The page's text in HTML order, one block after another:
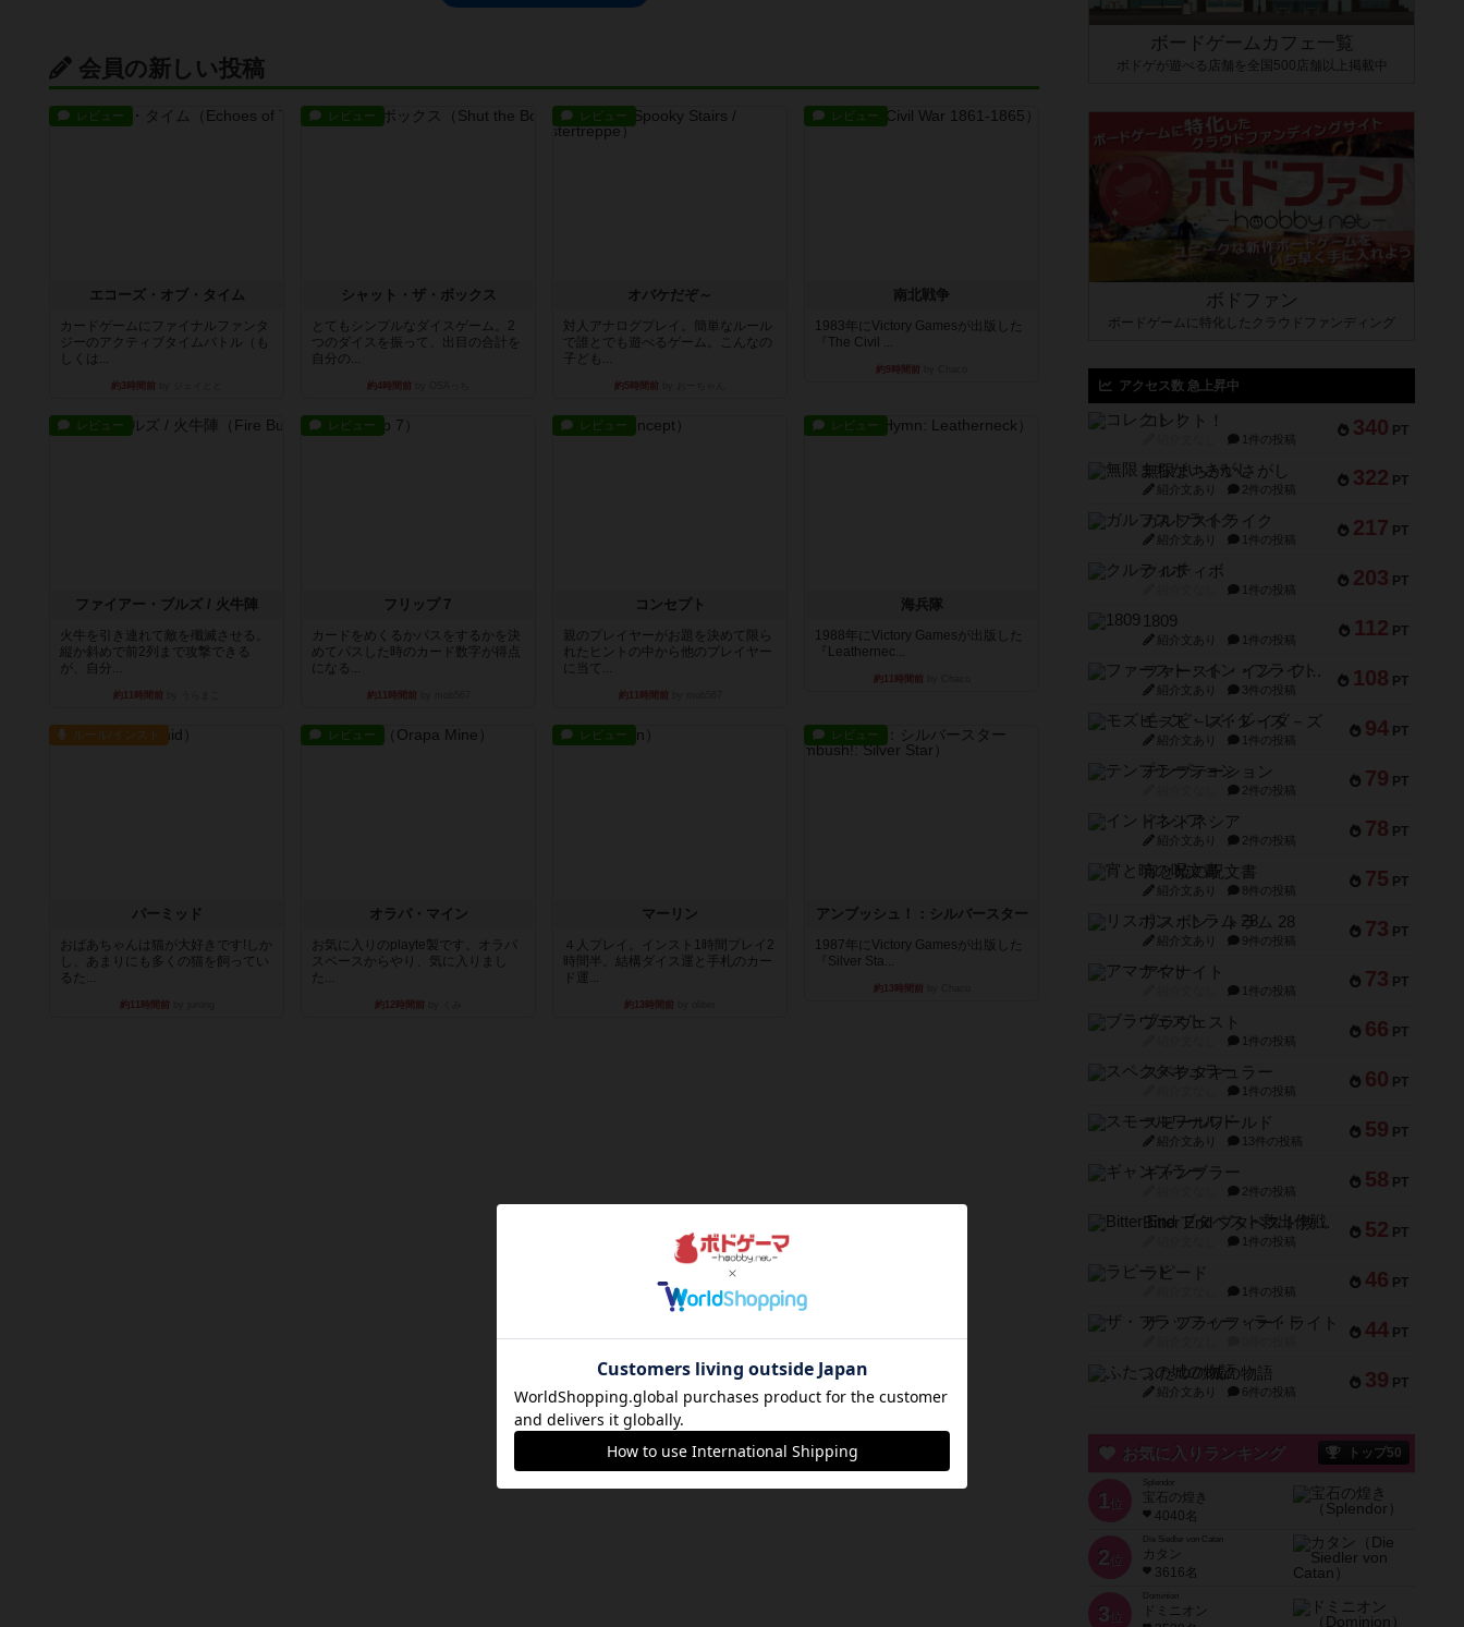
会員の新しい投稿
レビュー
エコーズ・オブ・タイム
カードゲームにファイナルファンタ
ジーのアクティブタイムバトル（も
しくは...
約3時間前
レビュー
シャット・ザ・ボックス
とてもシンプルなダイスゲーム。2
つのダイスを振って、出目の合計を
自分の...
約4時間前
レビュー
オバケだぞ～
対人アナログプレイ。簡単なルール
で誰とでも遊べるゲーム。こんなの
子ども...
約5時間前
レビュー
南北戦争
1983年にVictory Gamesが出版した
『The Civil ...
約9時間前
レビュー
ファイアー・ブルズ / 火牛陣
火牛を引き連れて敵を殲滅させる。
縦か斜めで前2列まで攻撃できる
が、自分...
約11時間前
レビュー
フリップ７
カードをめくるかパスをするかを決
めてパスした時のカード数字が得点
になる...
約11時間前
レビュー
コンセプト
親のプレイヤーがお題を決めて限ら
れたヒントの中から他のプレイヤー
に当て...
約11時間前
レビュー
海兵隊
1988年にVictory Gamesが出版した
『Leathernec...
約11時間前
ルール/インスト
パーミッド
おばあちゃんは猫が大好きです!しか
し、あまりにも多くの猫を飼ってい
るた...
約11時間前
レビュー
オラパ・マイン
お気に入りのplayte製です。オラパ
スペースからやり、気に入りまし
た...
約12時間前
レビュー
マーリン
４人プレイ。インスト1時間プレイ2
時間半。結構ダイス運と手札のカー
ド運...
約13時間前
レビュー
アンブッシュ！：シルバースター
1987年にVictory Gamesが出版した
『Silver Sta...
約13時間前
ボードゲームカフェ一覧
ボドゲが遊べる店舗を全国500店舗以上掲載中
ボドファン
ボードゲームに特化したクラウドファンディング
アクセス数 急上昇中
340 PT
コレクト！
1件の投稿
322 PT
無限まちがいさがし
紹介文あり 2件の投稿
217 PT
ガルフストライク
紹介文あり 1件の投稿
203 PT
クルティボ
1件の投稿
112 PT
1809
紹介文あり 1件の投稿
108 PT
ファースト・イン・フライト
紹介文あり 3件の投稿
94 PT
モズビ－ズ・レイダ－ズ
紹介文あり 1件の投稿
79 PT
テンプテーション
2件の投稿
78 PT
インドネシア
紹介文あり 2件の投稿
75 PT
宵と暁の呪文書
紹介文あり 8件の投稿
73 PT
リスボン・トラム 28
紹介文あり 9件の投稿
73 PT
アマナイト
1件の投稿
66 PT
ブラヴェスト
1件の投稿
60 PT
スペクタキュラー
1件の投稿
59 PT
スモールワールド
紹介文あり 13件の投稿
58 PT
ギャンブラー
2件の投稿
52 PT
Bitter End ブタペスト救出作戦
1件の投稿
46 PT
ラピード
1件の投稿
44 PT
ザ・フラッフィー・ライト
39 PT
ふたつの城の物語
紹介文あり 6件の投稿
お気に入りランキング トップ50
1 位
宝石の煌き
4040名
2 位
Die Siedler von Catan
カタン
3616名
3 位
ドミニオン